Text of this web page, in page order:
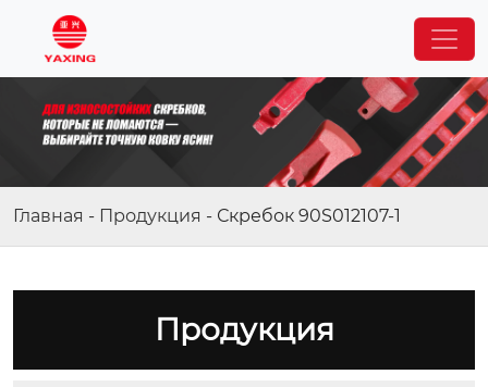
Главная - Продукция - Скребок 90S012107-1
Продукция